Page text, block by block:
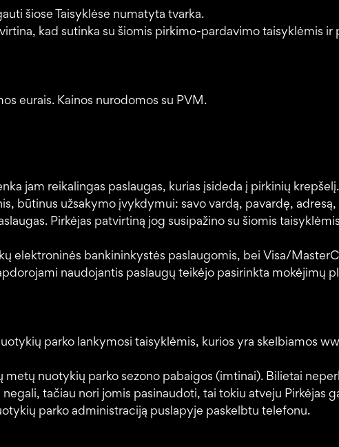
šiose Taisyklėse numatyta tvarka.
kad sutinka su šiomis pirkimo-pardavimo taisyklėmis ir
eurais. Kainos nurodomos su PVM.
jam reikalingas paslaugas, kurias įsideda į pirkinių
būtinus užsakymo įvykdymui: savo vardą, pavardę,
Pirkėjas patvirtiną jog susipažino su šiomis
elektroninės bankininkystės paslaugomis, bei Visa/
naudojantis paslaugų teikėjo pasirinkta mokėjimų
parko lankymosi taisyklėmis, kurios yra skelbiamos
nuotykių parko sezono pabaigos (imtinai). Bilietai
tačiau nori jomis pasinaudoti, tai tokiu atveju Pirkėjas
parko administraciją puslapyje paskelbtu telefonu.